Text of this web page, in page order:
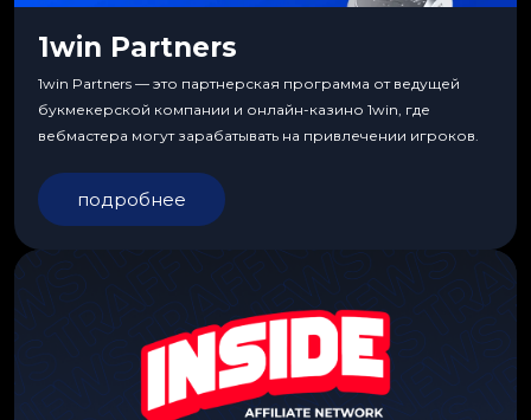
1win Partners
1win Partners — это партнерская программа от ведущей
букмекерской компании и онлайн-казино 1win, где
вебмастера могут зарабатывать на привлечении игроков.
подробнее